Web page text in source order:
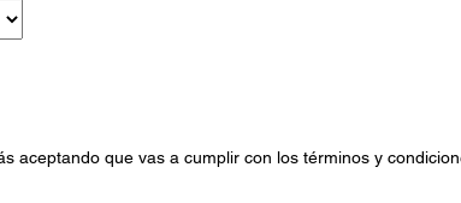
aceptando que vas a cumplir con los términos y